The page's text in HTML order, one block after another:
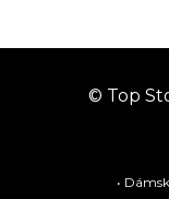
© Top
•